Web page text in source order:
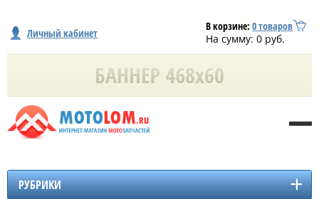
Личный кабинет В корзине: 0товаров
На сумму: 0 руб.
РУБРИКИ